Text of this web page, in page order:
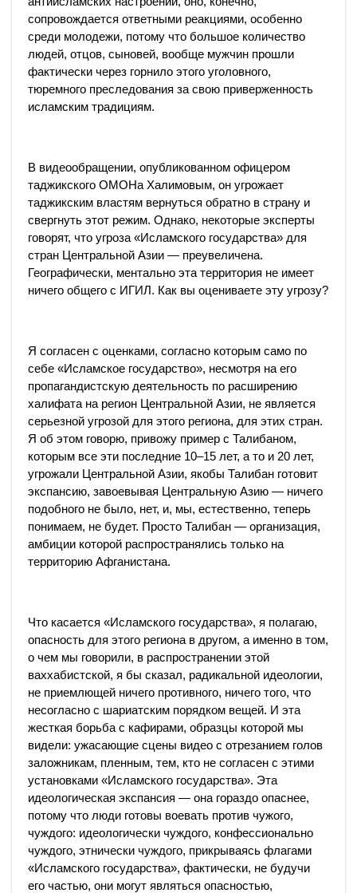
сопровождается ответными реакциями, особенно
среди молодежи, потому что большое количество
людей, отцов, сыновей, вообще мужчин прошли
фактически через горнило этого уголовного,
тюремного преследования за свою приверженность
исламским традициям.
В видеообращении, опубликованном офицером
таджикского ОМОНа Халимовым, он угрожает
таджикским властям вернуться обратно в страну и
свергнуть этот режим. Однако, некоторые эксперты
говорят, что угроза «Исламского государства» для
стран Центральной Азии — преувеличена.
Географически, ментально эта территория не имеет
ничего общего с ИГИЛ. Как вы оцениваете эту угрозу?
Я согласен с оценками, согласно которым само по
себе «Исламское государство», несмотря на его
пропагандистскую деятельность по расширению
халифата на регион Центральной Азии, не является
серьезной угрозой для этого региона, для этих стран.
Я об этом говорю, привожу пример с Талибаном,
которым все эти последние 10–15 лет, а то и 20 лет,
угрожали Центральной Азии, якобы Талибан готовит
экспансию, завоевывая Центральную Азию — ничего
подобного не было, нет, и, мы, естественно, теперь
понимаем, не будет. Просто Талибан — организация,
амбиции которой распространялись только на
территорию Афганистана.
Что касается «Исламского государства», я полагаю,
опасность для этого региона в другом, а именно в том,
о чем мы говорили, в распространении этой
ваххабистской, я бы сказал, радикальной идеологии,
не приемлющей ничего противного, ничего того, что
несогласно с шариатским порядком вещей. И эта
жесткая борьба с кафирами, образцы которой мы
видели: ужасающие сцены видео с отрезанием голов
заложникам, пленным, тем, кто не согласен с этими
установками «Исламского государства». Эта
идеологическая экспансия — она гораздо опаснее,
потому что люди готовы воевать против чужого,
чуждого: идеологически чуждого, конфессионально
чуждого, этнически чуждого, прикрываясь флагами
«Исламского государства», фактически, не будучи
его частью, они могут являться опасностью,